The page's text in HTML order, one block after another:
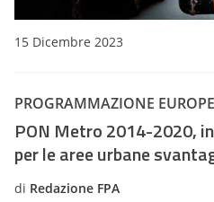
15 Dicembre 2023
PROGRAMMAZIONE
PON Metro 2014-2020,
per le aree urbane
di Redazione FPA